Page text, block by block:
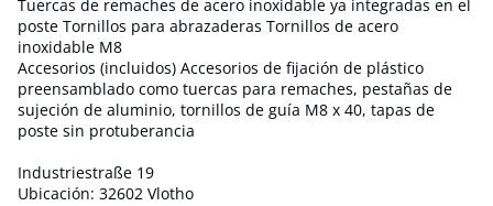
Tuercas de remaches de acero inoxidable ya integradas en el
poste Tornillos para abrazaderas Tornillos de acero
inoxidable M8
Accesorios (incluidos) Accesorios de fijación de plástico
preensamblado como tuercas para remaches, pestañas de
sujeción de aluminio, tornillos de guía M8 x 40, tapas de
poste sin protuberancia
Industriestraße 19
Ubicación: 32602 Vlotho